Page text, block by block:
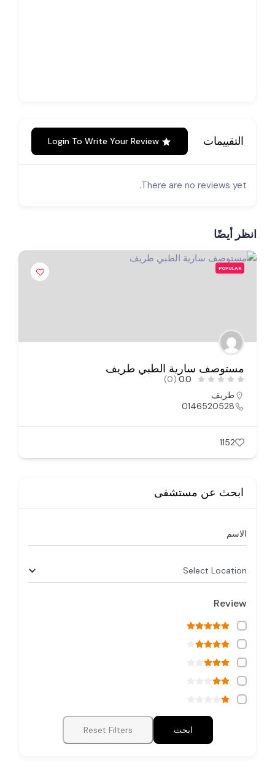
التقييمات Login To Write Your Review
There are no reviews yet.
انظر أيضًا
POPULAR
مستوصف سارية الطبي طريف
0.0
(0)
طريف
0146520528
1152
ابحث عن مستشفى
الاسم
Select Location
Review
ابحث Reset Filters